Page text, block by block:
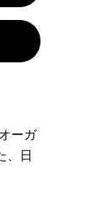
ーガ
、日